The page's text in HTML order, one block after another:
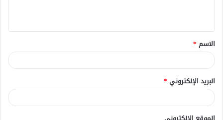
ق
*
الاسم *
البريد الإلكتروني *